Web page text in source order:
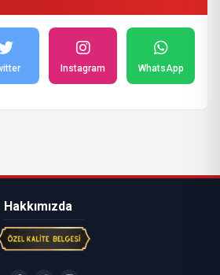
Instagram WhatsApp
Hakkımızda